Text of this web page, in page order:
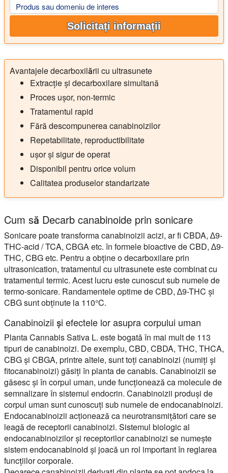
Produs sau domeniu de interes
Solicitați informații
Avantajele decarboxilării cu ultrasunete
Extracție și decarboxilare simultană
Proces ușor, non-termic
Tratamentul rapid
Fără descompunerea canabinoizilor
Repetabilitate, reproductibilitate
ușor și sigur de operat
Disponibil pentru orice volum
Calitatea produselor standarizate
Cum să Decarb canabinoide prin sonicare
Sonicare poate transforma canabinoizii acizi, ar fi CBDA, ∆9-
THC-acid / TCA, CBGA etc. în formele bioactive de CBD, ∆9-
THC, CBG etc. Pentru a obține o decarboxilare prin
ultrasonication, tratamentul cu ultrasunete este combinat cu
tratamentul termic. Acest lucru este cunoscut sub numele de
termo-sonicare. Randamentele optime de CBD, ∆9-THC și
CBG sunt obținute la 110°C.
Canabinoizii și efectele lor asupra corpului uman
Planta Cannabis Sativa L. este bogată în mai mult de 113
tipuri de canabinoizi. De exemplu, CBD, CBDA, THC, THCA,
CBG și CBGA, printre altele, sunt toți canabinoizi (numiți și
fitocanabinoizi) găsiți în planta de canabis. Canabinoizii se
găsesc și în corpul uman, unde funcționează ca molecule de
semnalizare în sistemul endocrin. Canabinoizii produși de
corpul uman sunt cunoscuți sub numele de endocanabinoizi.
Endocanabinoizii acționează ca neurotransmițători care se
leagă de receptorii canabinoizi. Sistemul biologic al
endocanabinoizilor și receptorilor canabinoizi se numește
sistem endocanabinoid și joacă un rol important în reglarea
funcțiilor corporale.